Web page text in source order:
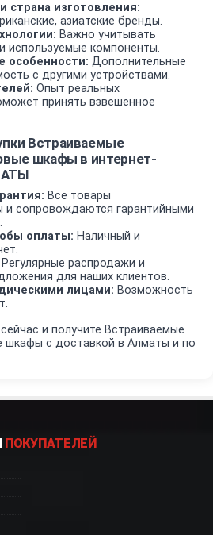
страна изготовления:
азиатские бренды.
Важно учитывать
используемые компоненты.
особенности: Дополнительные
с другими устройствами.
Опыт реальных
принять взвешенное
Встраиваемые
шкафы в интернет-
Все товары
и сопровождаются гарантийными
оплаты: Наличный и
Регулярные распродажи и
для наших клиентов.
лицами: Возможность
и получите Встраиваемые
шкафы с доставкой в Алматы и по
ПОКУПАТЕЛЕЙ